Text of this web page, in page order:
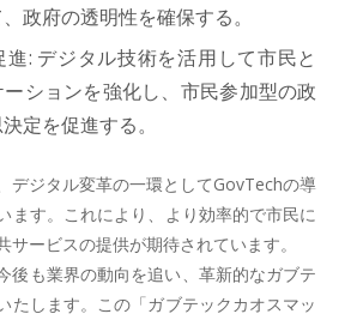
政府の透明性を確保する。
: デジタル技術を活用して市民と
ションを強化し、市民参加型の政
定を促進する。
デジタル変革の一環としてGovTechの導
ます。これにより、より効率的で市民に
サービスの提供が期待されています。
後も業界の動向を追い、革新的なガブテ
たします。この「ガブテックカオスマッ